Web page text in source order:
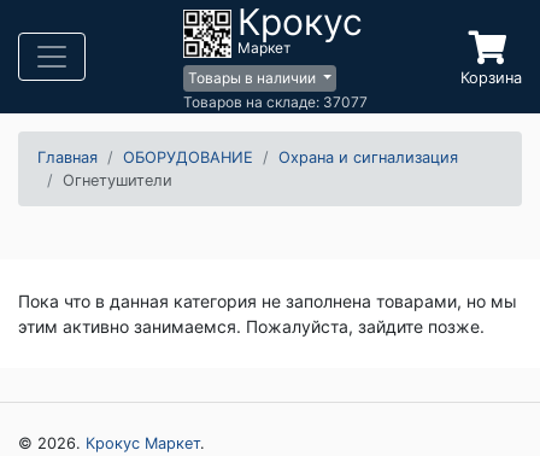
Крокус
Маркет
Товары в наличии
Товаров на складе: 37077
Корзина
Главная ОБОРУДОВАНИЕ
Охрана и сигнализация
Огнетушители
Пока что в данная категория не заполнена товарами, но мы
этим активно занимаемся. Пожалуйста, зайдите позже.
© 2026. Крокус Маркет.